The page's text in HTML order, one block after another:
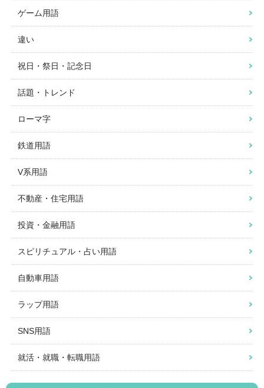
ゲーム用語
違い
祝日・祭日・記念日
話題・トレンド
ローマ字
鉄道用語
V系用語
不動産・住宅用語
投資・金融用語
スピリチュアル・占い用語
自動車用語
ラップ用語
SNS用語
就活・就職・転職用語